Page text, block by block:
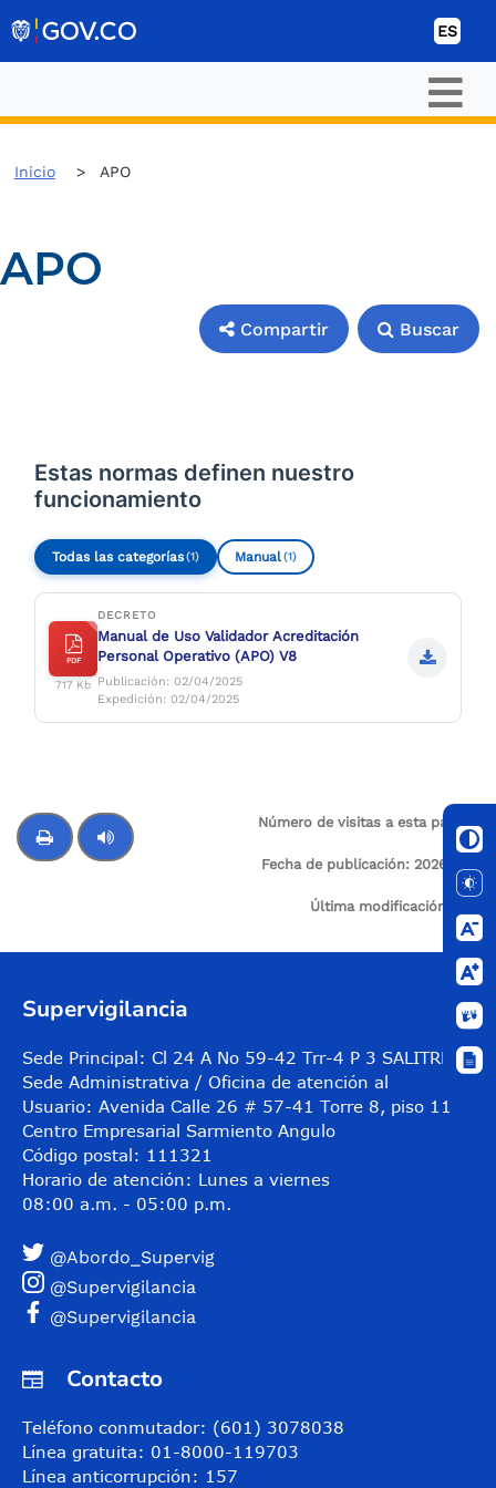
ES
Inicio APO
APO
Compartir Buscar
Estas normas definen nuestro
funcionamiento
Todas las categorías(1) Manual(1)
PDF
717 Kb
DECRETO
Manual de Uso Validador Acreditación
Personal Operativo (APO) V8
Publicación: 02/04/2025
Expedición: 02/04/2025
Número de visitas a esta página:
5
Fecha de publicación: 2026-03-
26
Última modificación:
Supervigilancia
Sede Principal: Cl 24 A No 59-42 Trr-4 P 3 SALITRE
Sede Administrativa / Oficina de atención al
Usuario: Avenida Calle 26 # 57-41 Torre 8, piso 11
Centro Empresarial Sarmiento Angulo
Código postal: 111321
Horario de atención: Lunes a viernes
08:00 a.m. - 05:00 p.m.
@Abordo_Supervig
@Supervigilancia
@Supervigilancia
Contacto
Teléfono conmutador: (601) 3078038
Línea gratuita: 01-8000-119703
Línea anticorrupción: 157